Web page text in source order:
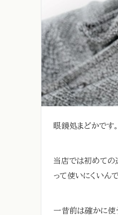
眼鏡処まどかです。
当店では初めての
って使いにくいん
一昔前は確かに使